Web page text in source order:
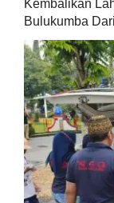
Kembalikan
Bulukumba